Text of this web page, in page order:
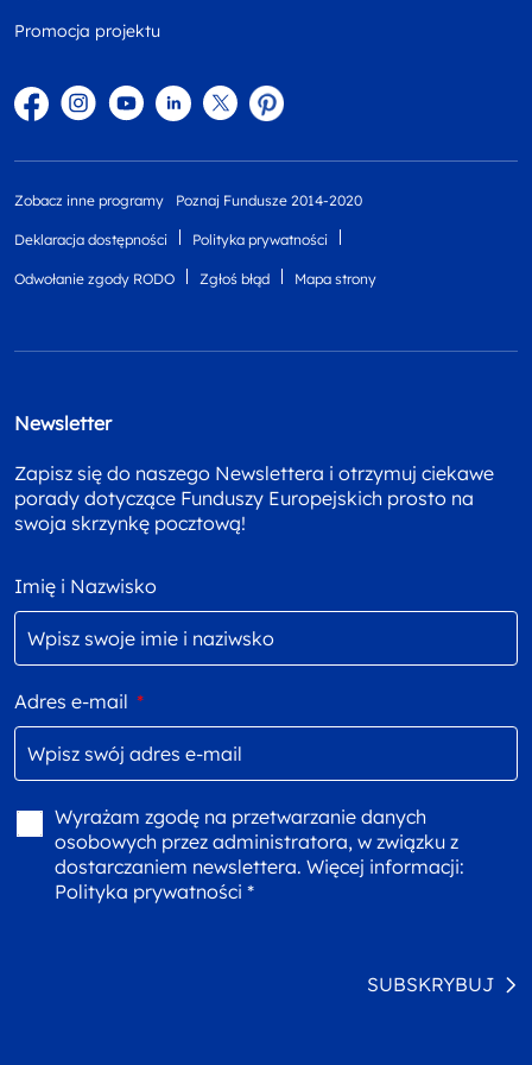
Promocja projektu
FacebookInstagram
YouTubeLinkedintwitterPinterest
Zobacz inne programy Poznaj Fundusze 2014-2020
Deklaracja dostępności Polityka prywatności
Odwołanie zgody RODO Zgłoś błąd Mapa strony
Newsletter
Zapisz się do naszego Newslettera i otrzymuj ciekawe
porady dotyczące Funduszy Europejskich prosto na
swoja skrzynkę pocztową!
Imię i Nazwisko
Adres e-mail *
Wyrażam zgodę na przetwarzanie danych
osobowych przez administratora, w związku z
dostarczaniem newslettera. Więcej informacji:
Polityka prywatności *
SUBSKRYBUJ